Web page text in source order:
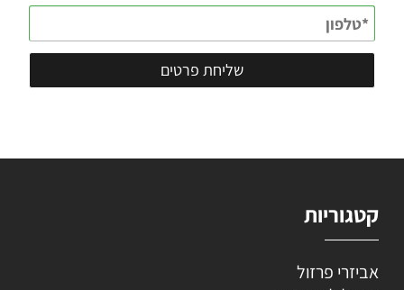
קטגוריות
אביזרי פרזול